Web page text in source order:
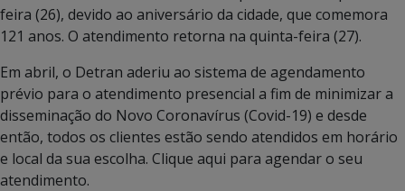
feira (26), devido ao aniversário da cidade, que comemora
121 anos. O atendimento retorna na quinta-feira (27).
Em abril, o Detran aderiu ao sistema de agendamento
prévio para o atendimento presencial a fim de minimizar a
disseminação do Novo Coronavírus (Covid-19) e desde
então, todos os clientes estão sendo atendidos em horário
e local da sua escolha. Clique aqui para agendar o seu
atendimento.